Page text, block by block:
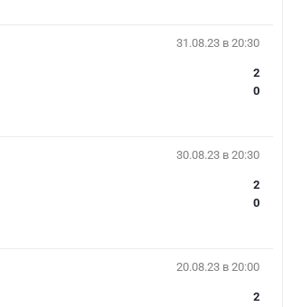
31.08.23 в 20:30
2
0
30.08.23 в 20:30
2
0
20.08.23 в 20:00
2